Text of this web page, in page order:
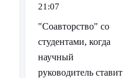
21:07
"Соавторство" со
студентами, когда
научный
руководитель ставит